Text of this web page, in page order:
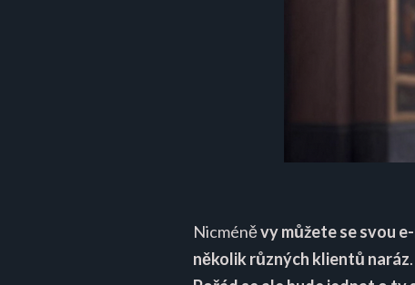
Nicméněvy můžete se svou
několik různých klientů naráz